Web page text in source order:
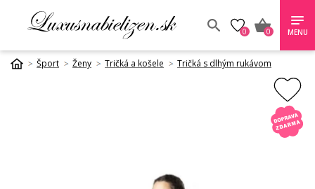
0 0 MENU
Šport Ženy Tričká a košele Tričká s dlhým rukávom